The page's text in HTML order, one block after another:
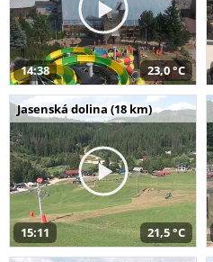
14:38 23,0 °C
Jasenská dolina (18 km)
15:11 21,5 °C